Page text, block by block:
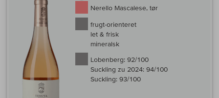
Nerello Mascalese, tør
frugt-orienteret
let & frisk
mineralsk
Lobenberg: 92/100
Suckling zu 2024: 94/100
Suckling: 93/100